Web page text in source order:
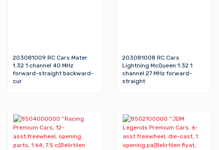
203081009 RC Cars Mater
1:32 1 channel 40 MHz
forward-straight backward-
cur
203081008 RC Cars
Lightning McQueen 1:32 1
channel 27 MHz forward-
straight